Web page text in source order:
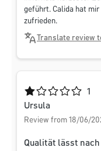
geführt. Calida hat
zufrieden.
Translate review
Average rating of 1
1
Ursula
Review from 18/06/
Qualität lässt nach